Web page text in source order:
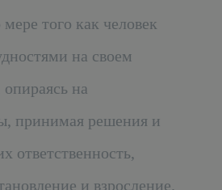
того как человек
на своем
на
принимая решения и
ответственность,
и взросление.